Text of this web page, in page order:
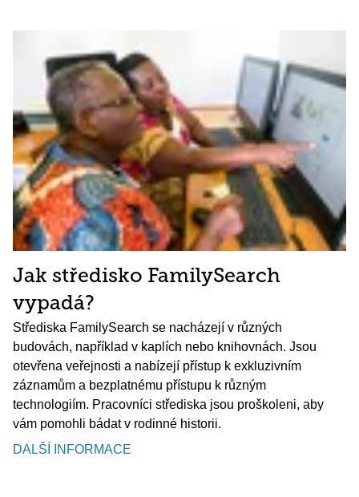
Jak středisko FamilySearch
vypadá?
Střediska FamilySearch se nacházejí v různých
budovách, například v kaplích nebo knihovnách. Jsou
otevřena veřejnosti a nabízejí přístup k exkluzivním
záznamům a bezplatnému přístupu k různým
technologiím. Pracovníci střediska jsou proškoleni, aby
vám pomohli bádat v rodinné historii.
DALŠÍ INFORMACE